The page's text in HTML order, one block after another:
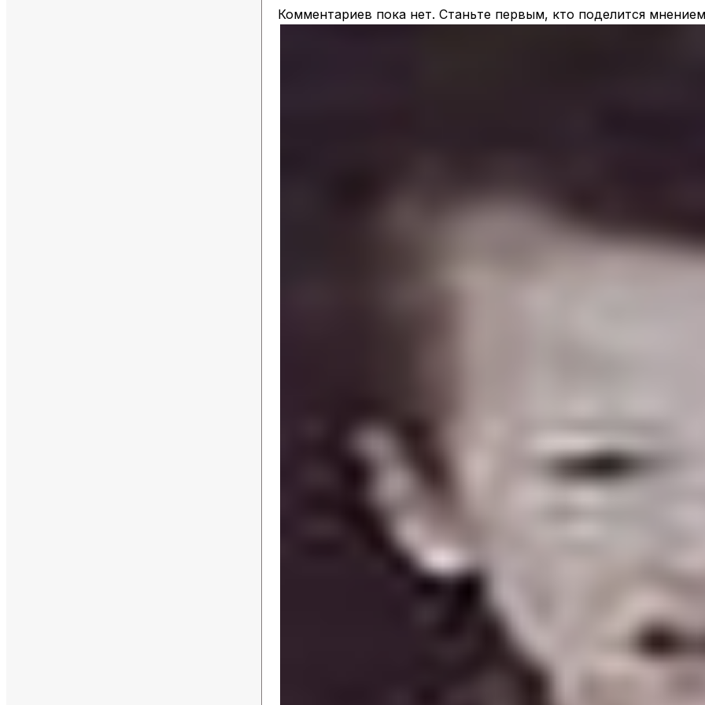
Комментариев пока нет. Станьте первым, кто поделится